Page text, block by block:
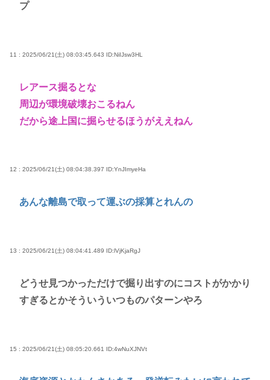
プ
11 : 2025/06/21(土) 08:03:45.643 ID:NiIJsw3HL
レアース掘るとな
周辺が環境破壊おこるねん
だから途上国に掘らせるほうがええねん
12 : 2025/06/21(土) 08:04:38.397 ID:YnJImyeHa
あんな離島で取って運ぶの採算とれんの
13 : 2025/06/21(土) 08:04:41.489 ID:lVjKjaRgJ
どうせ見つかっただけで掘り出すのにコストがかかり
すぎるとかそういういつものパターンやろ
15 : 2025/06/21(土) 08:05:20.661 ID:4wNuXJNVt